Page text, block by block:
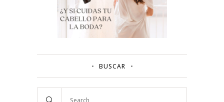
BUSCAR